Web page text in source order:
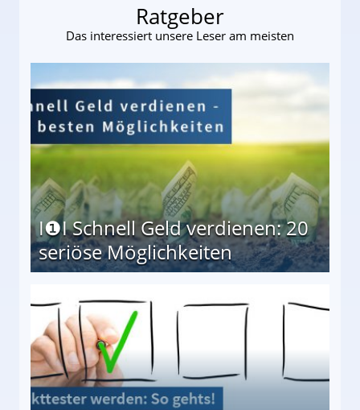
Ratgeber
Das interessiert unsere Leser am meisten
I❶I Schnell Geld verdienen: 20
seriöse Möglichkeiten